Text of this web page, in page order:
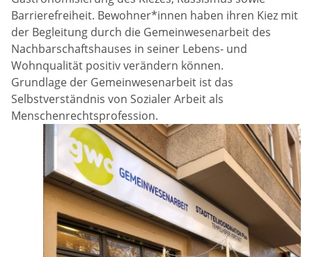
Barrierefreiheit. Bewohner*innen haben ihren Kiez mit
der Begleitung durch die Gemeinwesenarbeit des
Nachbarschaftshauses in seiner Lebens- und
Wohnqualität positiv verändern können.
Grundlage der Gemeinwesenarbeit ist das
Selbstverständnis von Sozialer Arbeit als
Menschenrechtsprofession.